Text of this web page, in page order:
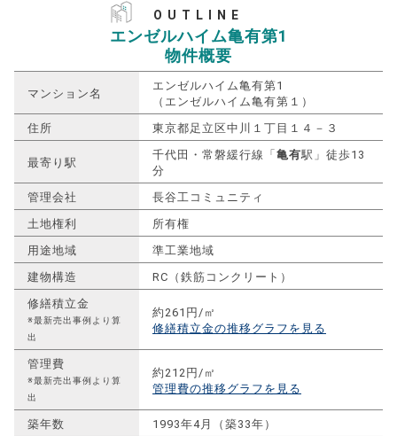
OUTLINE
エンゼルハイム亀有第1
物件概要
マンション名
エンゼルハイム亀有第1
（エンゼルハイム亀有第１）
住所
東京都足立区中川１丁目１４－３
最寄り駅
千代田・常磐緩行線「亀有駅」徒歩13
分
管理会社
長谷工コミュニティ
土地権利
所有権
用途地域
準工業地域
建物構造
RC（鉄筋コンクリート）
修繕積立金
※最新売出事例より算
出
約261円/㎡
修繕積立金の推移グラフを見る
管理費
※最新売出事例より算
出
約212円/㎡
管理費の推移グラフを見る
築年数
1993年4月（築33年）